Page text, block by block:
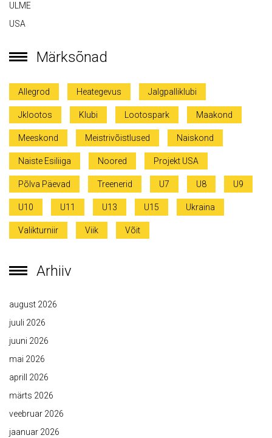
ULME
USA
Märksõnad
Allegrod Heategevus Jalgpalliklubi
Jklootos Klubi Lootospark Maakond
Meeskond Meistrivõistlused Naiskond
Naiste Esiliiga Noored Projekt USA
Põlva Päevad Treenerid U7 U8 U9
U10 U11 U13 U15 Ukraina
Valikturniir Viik Võit
Arhiiv
august 2026
juuli 2026
juuni 2026
mai 2026
aprill 2026
märts 2026
veebruar 2026
jaanuar 2026